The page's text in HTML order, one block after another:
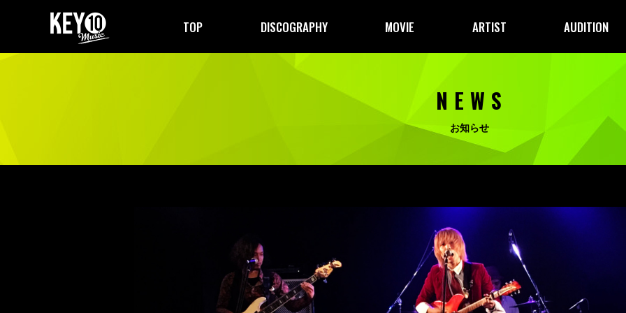
TOP DISCOGRAPHY MOVIE ARTIST AUDITION
NEWS
お知らせ